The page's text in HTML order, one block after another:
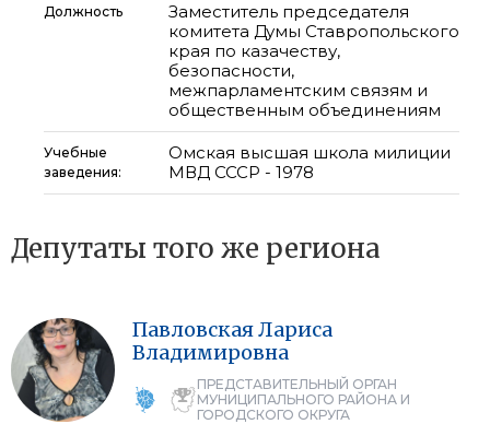
Должность
Заместитель председателя
комитета Думы Ставропольского
края по казачеству,
безопасности,
межпарламентским связям и
общественным объединениям
Учебные
заведения:
Омская высшая школа милиции
МВД СССР - 1978
Депутаты того же региона
ПавловскаяЛариса
Владимировна
ПРЕДСТАВИТЕЛЬНЫЙ ОРГАН
МУНИЦИПАЛЬНОГО РАЙОНА И
ГОРОДСКОГО ОКРУГА